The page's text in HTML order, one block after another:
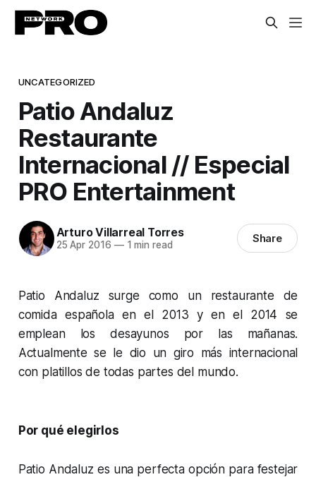
UNCATEGORIZED
Patio Andaluz
Restaurante
Internacional // Especial
PRO Entertainment
Arturo Villarreal Torres
25 Apr 2016 —1 min read Share
Patio Andaluz surge como un restaurante de
comida española en el 2013 y en el 2014 se
emplean los desayunos por las mañanas.
Actualmente se le dio un giro más internacional
con platillos de todas partes del mundo.
Por qué elegirlos
Patio Andaluz es una perfecta opción para festejar